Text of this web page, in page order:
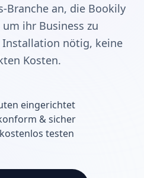
Branche an, die Bookily
ihr Business zu
nötig, keine
Kosten.
eingerichtet
& sicher
testen